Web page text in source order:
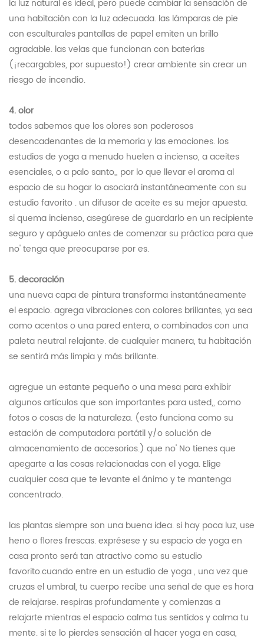
la luz natural es ideal, pero puede cambiar la sensación de
una habitación con la luz adecuada. las lámparas de pie
con esculturales pantallas de papel emiten un brillo
agradable. las velas que funcionan con baterías
(¡recargables, por supuesto!) crear ambiente sin crear un
riesgo de incendio.
4. olor
todos sabemos que los olores son poderosos
desencadenantes de la memoria y las emociones. los
estudios de yoga a menudo huelen a incienso, a aceites
esenciales, o a palo santo,, por lo que llevar el aroma al
espacio de su hogar lo asociará instantáneamente con su
estudio favorito . un difusor de aceite es su mejor apuesta.
si quema incienso, asegúrese de guardarlo en un recipiente
seguro y apáguelo antes de comenzar su práctica para que
no' tenga que preocuparse por es.
5. decoración
una nueva capa de pintura transforma instantáneamente
el espacio. agrega vibraciones con colores brillantes, ya sea
como acentos o una pared entera, o combinados con una
paleta neutral relajante. de cualquier manera, tu habitación
se sentirá más limpia y más brillante.
agregue un estante pequeño o una mesa para exhibir
algunos artículos que son importantes para usted,, como
fotos o cosas de la naturaleza. (esto funciona como su
estación de computadora portátil y/o solución de
almacenamiento de accesorios.) que no' No tienes que
apegarte a las cosas relacionadas con el yoga. Elige
cualquier cosa que te levante el ánimo y te mantenga
concentrado.
las plantas siempre son una buena idea. si hay poca luz, use
heno o flores frescas. exprésese y su espacio de yoga en
casa pronto será tan atractivo como su estudio
favorito.cuando entre en un estudio de yoga , una vez que
cruzas el umbral, tu cuerpo recibe una señal de que es hora
de relajarse. respiras profundamente y comienzas a
relajarte mientras el espacio calma tus sentidos y calma tu
mente. si te lo pierdes sensación al hacer yoga en casa,